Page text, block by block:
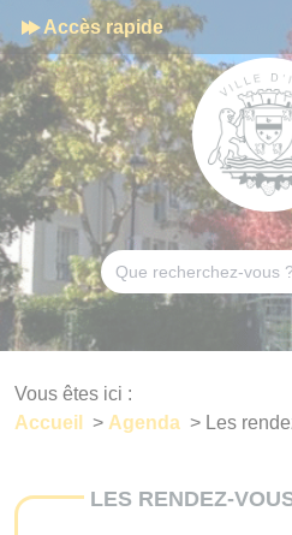
Accès rapide
Rechercher
Vous êtes ici :
Accueil
> Agenda > Les
LES RENDEZ-
Cookies management panel